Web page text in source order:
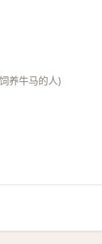
养牛马的人)